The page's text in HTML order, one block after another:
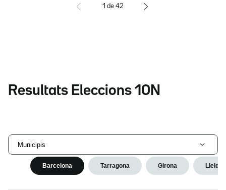
1 de 42
Resultats Eleccions 10N
Municipis
Barcelona Tarragona Girona Lleida